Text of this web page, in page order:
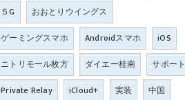
５G
おおとりウイングス
ゲーミングスマホ
Androidスマホ
iOS
ニトリモール枚方
ダイエー桂南
サポート
Private Relay
iCloud+ 実装
中国